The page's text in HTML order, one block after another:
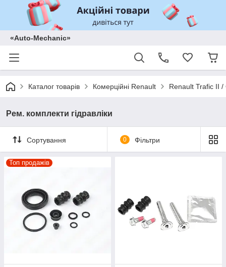
«Auto-Mechanic»
Каталог товарів Комерційні Renault Renault Trafic II
Рем. комплекти гідравліки
Сортування 0 Фільтри
Топ продажів